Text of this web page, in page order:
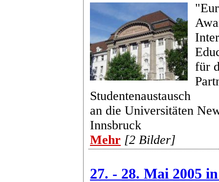
für
Studentenaustausch
an die Universitäten
Innsbruck
Mehr [2 Bilder]
27. - 28. Mai 2005